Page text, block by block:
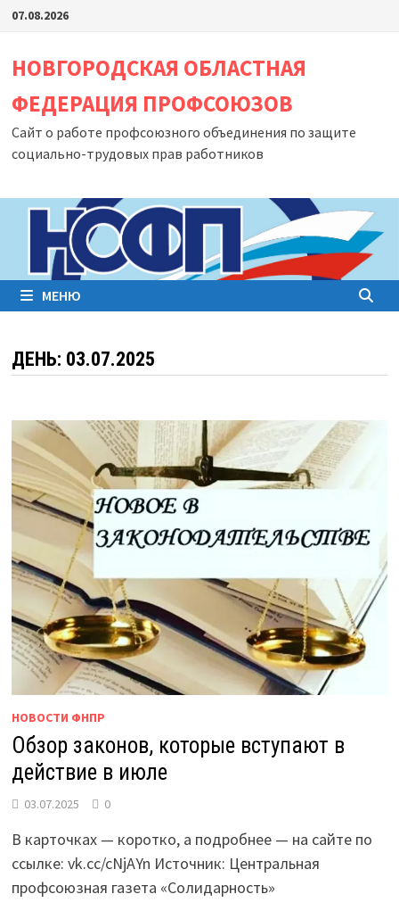
Перейти
содержимому
07.08.2026
НОВГОРОДСКАЯ ОБЛАСТНАЯ
ФЕДЕРАЦИЯ ПРОФСОЮЗОВ
Сайт о работе профсоюзного объединения по защите
социально-трудовых прав работников
МЕНЮ
ДЕНЬ: 03.07.2025
НОВОСТИ ФНПР
Обзор законов, которые вступают в
действие в июле
03.07.2025 0
В карточках — коротко, а подробнее — на сайте по
ссылке: vk.cc/cNjAYn Источник: Центральная
профсоюзная газета «Солидарность»